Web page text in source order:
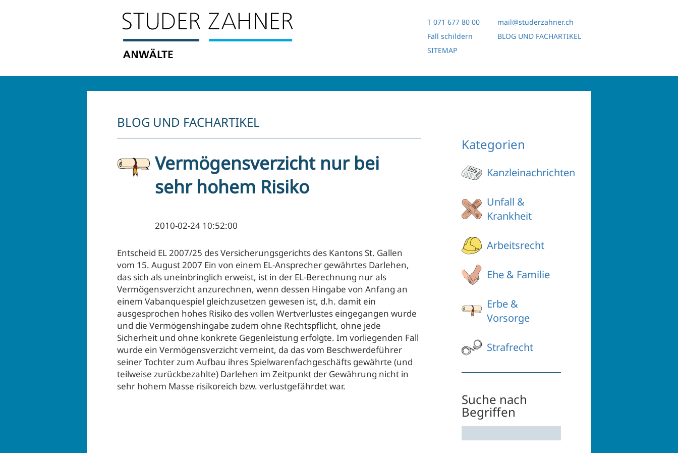
T 071 677 80 00
mail@studerzahner.ch
Fall schildern
BLOG UND FACHARTIKEL
SITEMAP
BLOG UND FACHARTIKEL
Kategorien
Kanzleinachrichten
Unfall &
Krankheit
Arbeitsrecht
Ehe & Familie
Erbe &
Vorsorge
Strafrecht
Suche nach
Begriffen
Vermögensverzicht nur bei
sehr hohem Risiko
2010-02-24 10:52:00
Entscheid EL 2007/25 des Versicherungsgerichts des Kantons St. Gallen
vom 15. August 2007 Ein von einem EL-Ansprecher gewährtes Darlehen,
das sich als uneinbringlich erweist, ist in der EL-Berechnung nur als
Vermögensverzicht anzurechnen, wenn dessen Hingabe von Anfang an
einem Vabanquespiel gleichzusetzen gewesen ist, d.h. damit ein
ausgesprochen hohes Risiko des vollen Wertverlustes eingegangen wurde
und die Vermögenshingabe zudem ohne Rechtspflicht, ohne jede
Sicherheit und ohne konkrete Gegenleistung erfolgte. Im vorliegenden Fall
wurde ein Vermögensverzicht verneint, da das vom Beschwerdeführer
seiner Tochter zum Aufbau ihres Spielwarenfachgeschäfts gewährte (und
teilweise zurückbezahlte) Darlehen im Zeitpunkt der Gewährung nicht in
sehr hohem Masse risikoreich bzw. verlustgefährdet war.